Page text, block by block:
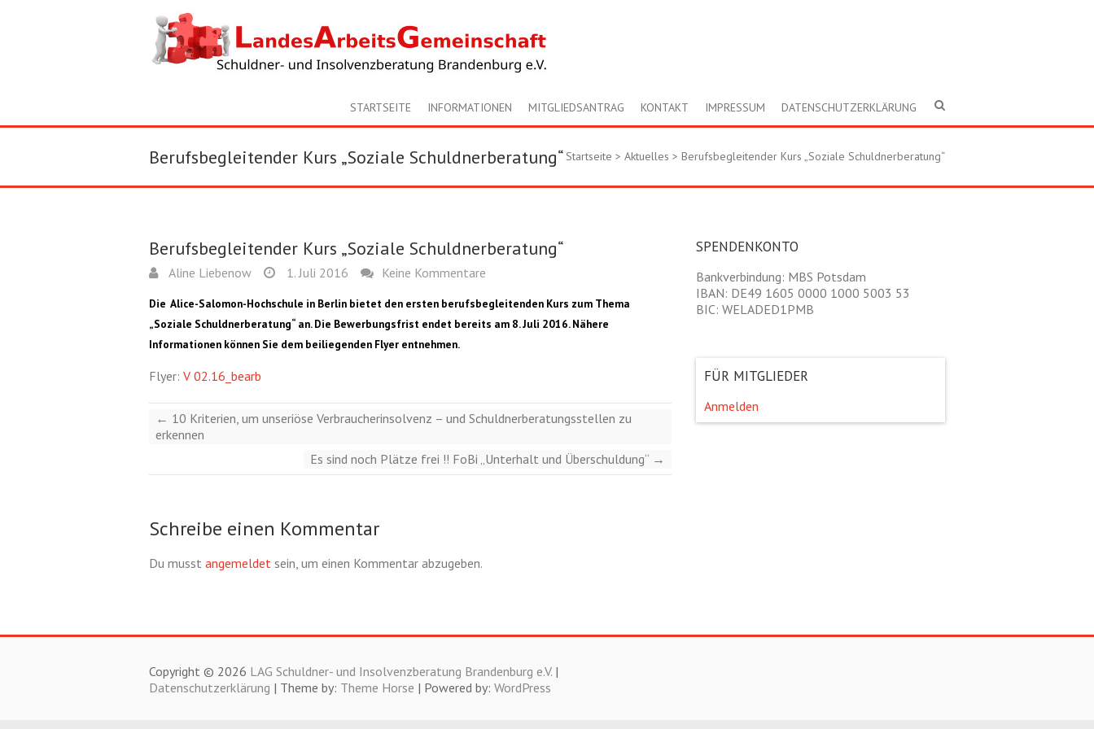
STARTSEITE INFORMATIONEN MITGLIEDSANTRAG KONTAKT IMPRESSUM DATENSCHUTZERKLÄRUNG
Startseite > Aktuelles > Berufsbegleitender Kurs „Soziale Schuldnerberatung“
Berufsbegleitender Kurs „Soziale Schuldnerberatung“
Berufsbegleitender Kurs „Soziale Schuldnerberatung“
Aline Liebenow 1. Juli 2016 Keine Kommentare
Die Alice-Salomon-Hochschule in Berlin bietet den ersten berufsbegleitenden Kurs zum Thema
„Soziale Schuldnerberatung“ an. Die Bewerbungsfrist endet bereits am 8. Juli 2016. Nähere
Informationen können Sie dem beiliegenden Flyer entnehmen.
Flyer: V 02.16_bearb
← 10 Kriterien, um unseriöse Verbraucherinsolvenz – und Schuldnerberatungsstellen zu
erkennen
Es sind noch Plätze frei !! FoBi „Unterhalt und Überschuldung“ →
Schreibe einen Kommentar
Du musst angemeldet sein, um einen Kommentar abzugeben.
SPENDENKONTO
Bankverbindung: MBS Potsdam
IBAN: DE49 1605 0000 1000 5003 53
BIC: WELADED1PMB
FÜR MITGLIEDER
Anmelden
Copyright © 2026 LAG Schuldner- und Insolvenzberatung Brandenburg e.V. |
Datenschutzerklärung | Theme by: Theme Horse | Powered by: WordPress